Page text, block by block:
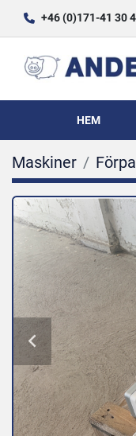
+46 (0)171-41 30
HEM
Maskiner